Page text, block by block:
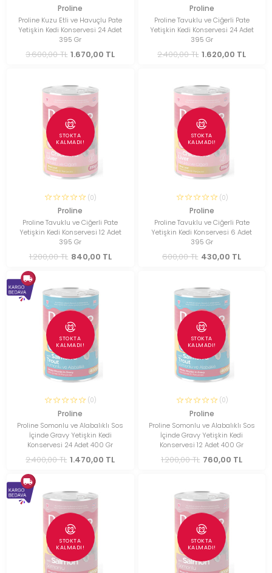
Proline
Proline Kuzu Etli ve Havuçlu Pate
Yetişkin Kedi Konservesi 24 Adet
395 Gr
3.600,00 TL 1.670,00 TL
Proline
Proline Tavuklu ve Ciğerli Pate
Yetişkin Kedi Konservesi 24 Adet
395 Gr
2.400,00 TL 1.620,00 TL
STOKTA
KALMADI!
(0)
Proline
Proline Tavuklu ve Ciğerli Pate
Yetişkin Kedi Konservesi 12 Adet
395 Gr
1.200,00 TL 840,00 TL
STOKTA
KALMADI!
(0)
Proline
Proline Tavuklu ve Ciğerli Pate
Yetişkin Kedi Konservesi 6 Adet
395 Gr
600,00 TL 430,00 TL
STOKTA
KALMADI!
(0)
Proline
Proline Somonlu ve Alabalıklı Sos
İçinde Gravy Yetişkin Kedi
Konservesi 24 Adet 400 Gr
2.400,00 TL 1.470,00 TL
STOKTA
KALMADI!
(0)
Proline
Proline Somonlu ve Alabalıklı Sos
İçinde Gravy Yetişkin Kedi
Konservesi 12 Adet 400 Gr
1.200,00 TL 760,00 TL
STOKTA
KALMADI!
STOKTA
KALMADI!